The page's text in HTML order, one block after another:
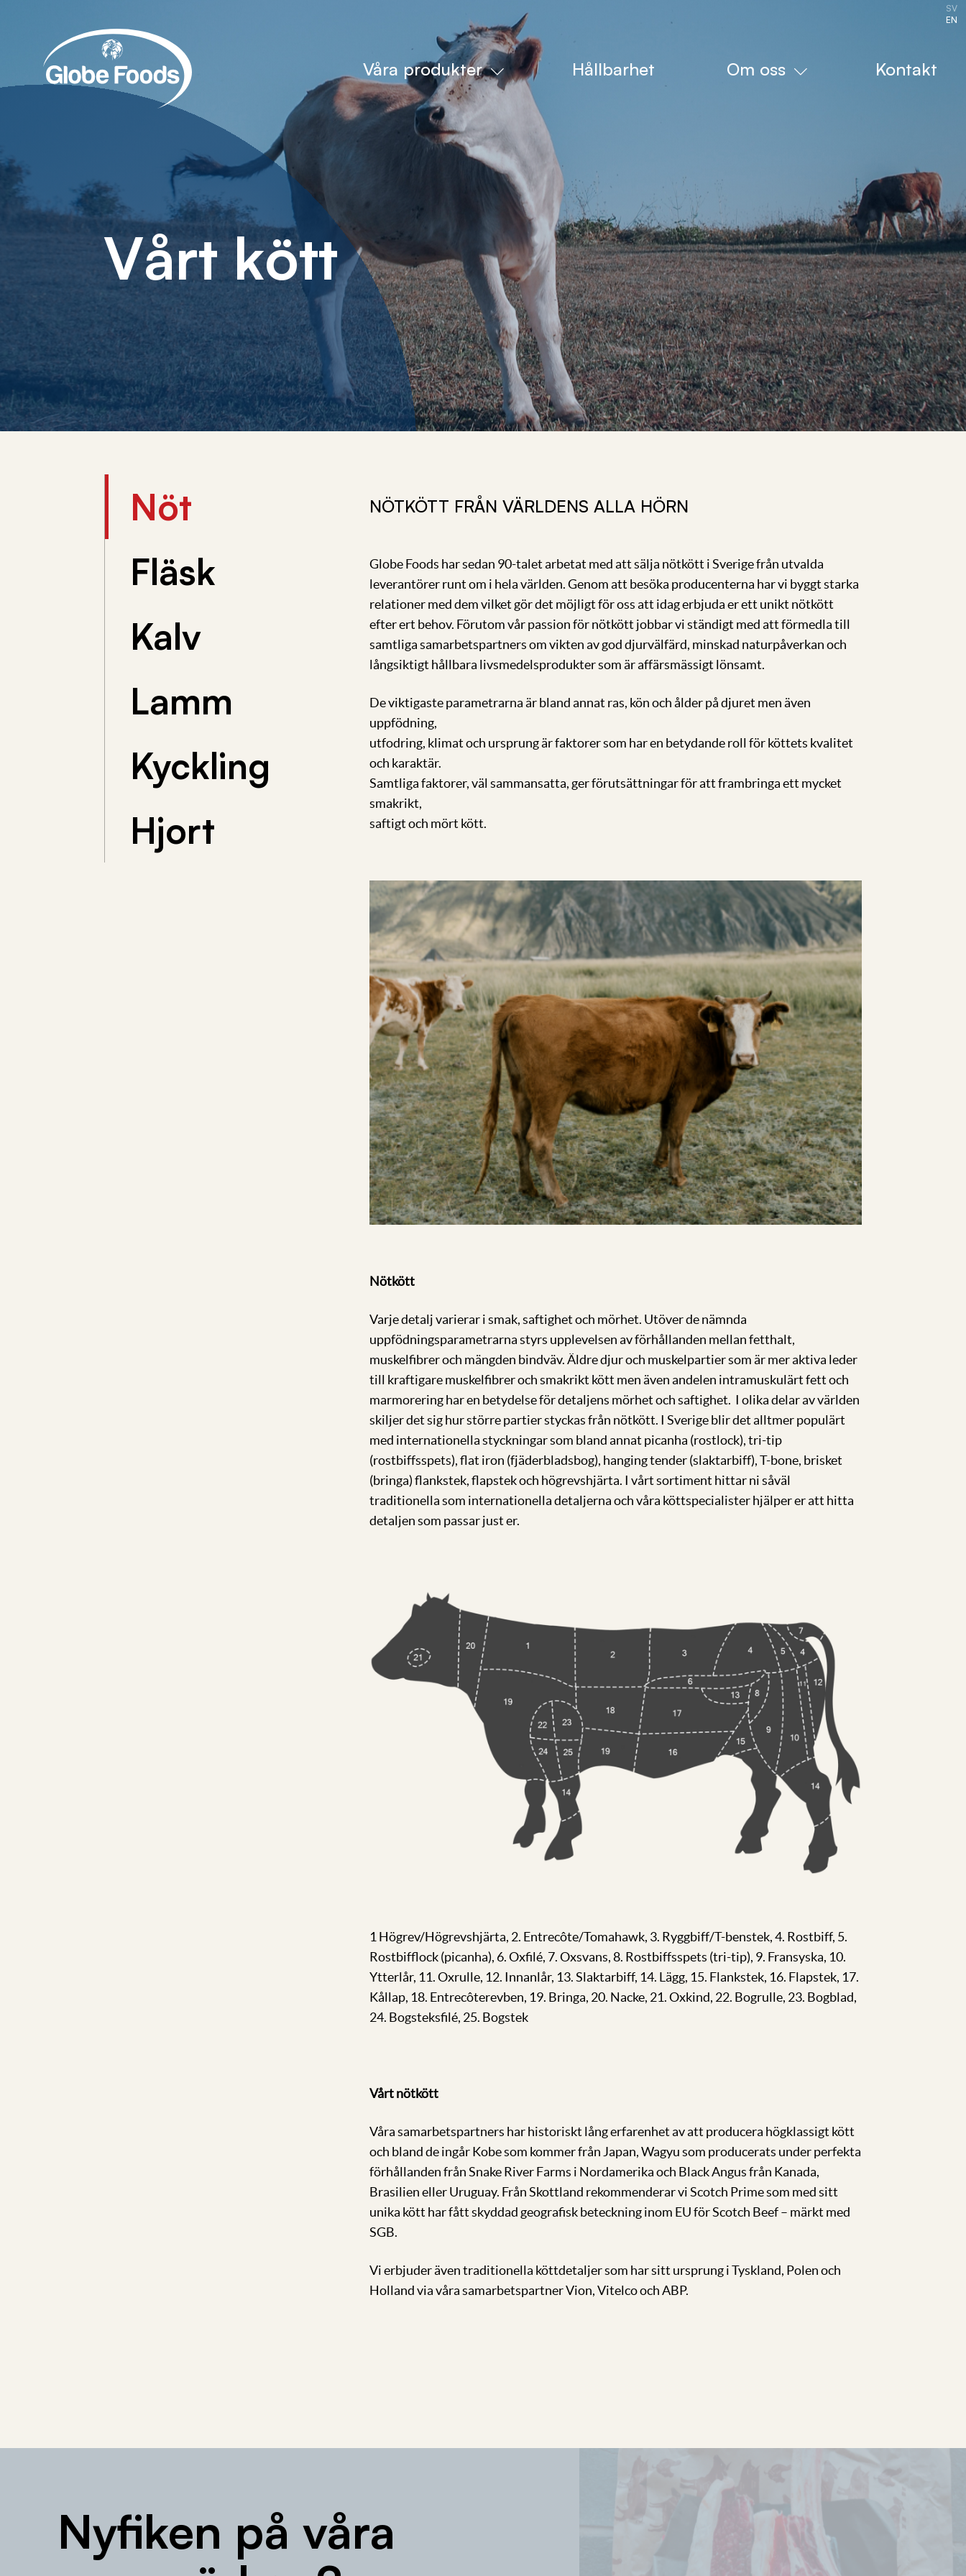
Våra produkter Hållbarhet Om oss Kontakt
SV
EN
Vårt kött
Nöt
Fläsk
Kalv
Lamm
Kyckling
Hjort
NÖTKÖTT FRÅN VÄRLDENS ALLA HÖRN
Globe Foods har sedan 90-talet arbetat med att sälja nötkött i Sverige från utvalda
leverantörer runt om i hela världen. Genom att besöka producenterna har vi byggt starka
relationer med dem vilket gör det möjligt för oss att idag erbjuda er ett unikt nötkött
efter ert behov. Förutom vår passion för nötkött jobbar vi ständigt med att förmedla till
samtliga samarbetspartners om vikten av god djurvälfärd, minskad naturpåverkan och
långsiktigt hållbara livsmedelsprodukter som är affärsmässigt lönsamt.
De viktigaste parametrarna är bland annat ras, kön och ålder på djuret men även
uppfödning,
utfodring, klimat och ursprung är faktorer som har en betydande roll för köttets kvalitet
och karaktär.
Samtliga faktorer, väl sammansatta, ger förutsättningar för att frambringa ett mycket
smakrikt,
saftigt och mört kött.
Nötkött
Varje detalj varierar i smak, saftighet och mörhet. Utöver de nämnda
uppfödningsparametrarna styrs upplevelsen av förhållanden mellan fetthalt,
muskelfibrer och mängden bindväv. Äldre djur och muskelpartier som är mer aktiva leder
till kraftigare muskelfibrer och smakrikt kött men även andelen intramuskulärt fett och
marmorering har en betydelse för detaljens mörhet och saftighet. I olika delar av världen
skiljer det sig hur större partier styckas från nötkött. I Sverige blir det alltmer populärt
med internationella styckningar som bland annat picanha (rostlock), tri-tip
(rostbiffsspets), flat iron (fjäderbladsbog), hanging tender (slaktarbiff), T-bone, brisket
(bringa) flankstek, flapstek och högrevshjärta. I vårt sortiment hittar ni såväl
traditionella som internationella detaljerna och våra köttspecialister hjälper er att hitta
detaljen som passar just er.
1 Högrev/Högrevshjärta, 2. Entrecôte/Tomahawk, 3. Ryggbiff/T-benstek, 4. Rostbiff, 5.
Rostbifflock (picanha), 6. Oxfilé, 7. Oxsvans, 8. Rostbiffsspets (tri-tip), 9. Fransyska, 10.
Ytterlår, 11. Oxrulle, 12. Innanlår, 13. Slaktarbiff, 14. Lägg, 15. Flankstek, 16. Flapstek, 17.
Kållap, 18. Entrecôterevben, 19. Bringa, 20. Nacke, 21. Oxkind, 22. Bogrulle, 23. Bogblad,
24. Bogsteksfilé, 25. Bogstek
Vårt nötkött
Våra samarbetspartners har historiskt lång erfarenhet av att producera högklassigt kött
och bland de ingår Kobe som kommer från Japan, Wagyu som producerats under perfekta
förhållanden från Snake River Farms i Nordamerika och Black Angus från Kanada,
Brasilien eller Uruguay. Från Skottland rekommenderar vi Scotch Prime som med sitt
unika kött har fått skyddad geografisk beteckning inom EU för Scotch Beef – märkt med
SGB.
Vi erbjuder även traditionella köttdetaljer som har sitt ursprung i Tyskland, Polen och
Holland via våra samarbetspartner Vion, Vitelco och ABP.
Nyfiken på våra